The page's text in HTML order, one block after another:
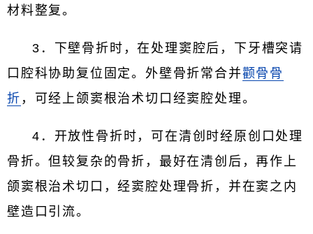
材料整复。
3．下壁骨折时，在处理窦腔后，下牙槽突请
口腔科协助复位固定。外壁骨折常合并颧骨骨
折 ，可经上颌窦根治术切口经窦腔处理。
4．开放性骨折时，可在清创时经原创口处理
骨折。但较复杂的骨折，最好在清创后，再作上
颌窦根治术切口，经窦腔处理骨折，并在窦之内
壁造口引流。